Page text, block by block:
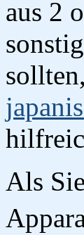
aus 2
Als Sie